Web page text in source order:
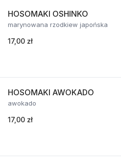
HOSOMAKI OSHINKO
marynowana rzodkiew japońska
17,00 zł
HOSOMAKI AWOKADO
awokado
17,00 zł